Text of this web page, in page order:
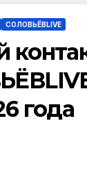
СОЛОВЬЁВLIVE
года